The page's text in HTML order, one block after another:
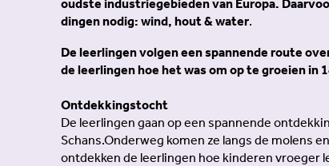
oudste industriegebieden van Europa.
dingen nodig: wind, hout & water.
De leerlingen volgen een spannende route
de leerlingen hoe het was om op te groeien in
Ontdekkingstocht
De leerlingen gaan op een spannende
Schans.Onderweg komen ze langs de molens
ontdekken de leerlingen hoe kinderen vroeger